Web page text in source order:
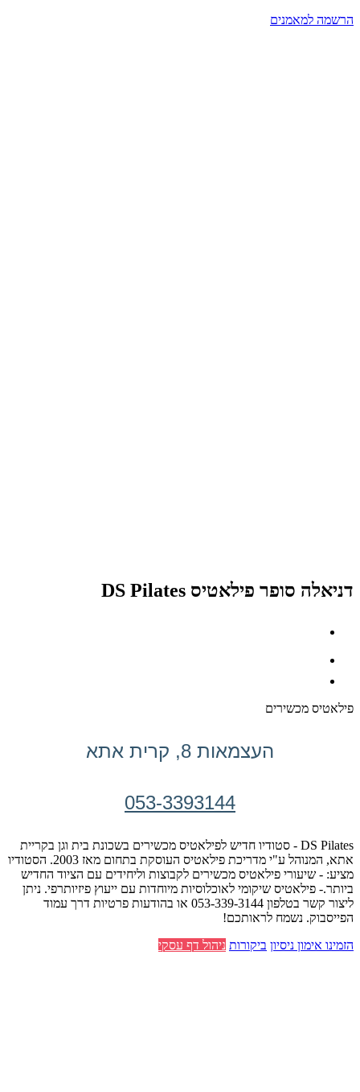
הרשמה למאמנים
דניאלה סופר פילאטיס DS Pilates
פילאטיס מכשירים
העצמאות 8, קרית אתא
053-3393144
DS Pilates - סטודיו חדיש לפילאטיס מכשירים בשכונת בית וגן בקריית
אתא, המנוהל ע"י מדריכת פילאטיס העוסקת בתחום מאז 2003. הסטודיו
מציע: - שיעורי פילאטיס מכשירים לקבוצות וליחידים עם הציוד החדיש
ביותר.- פילאטיס שיקומי לאוכלוסיות מיוחדות עם ייעוץ פיזיותרפי. ניתן
ליצור קשר בטלפון 053-339-3144 או בהודעות פרטיות דרך עמוד
הפייסבוק. נשמח לראותכם!
הזמינו אימון ניסיון ביקורות ניהול דף עסקי